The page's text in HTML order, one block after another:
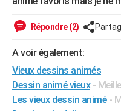
PROGRAMME TV
S'inscrire
Se connecter
Lycées
Collèges
Primaires
Universités
Entreprises
Service militaire
Avis de recherche
AVIS DE DÉCÈS
FORUM
Répondre (2)
A voir également:
Vieux dessins animés
Dessin animé vieux -
Les vieux dessin animé -